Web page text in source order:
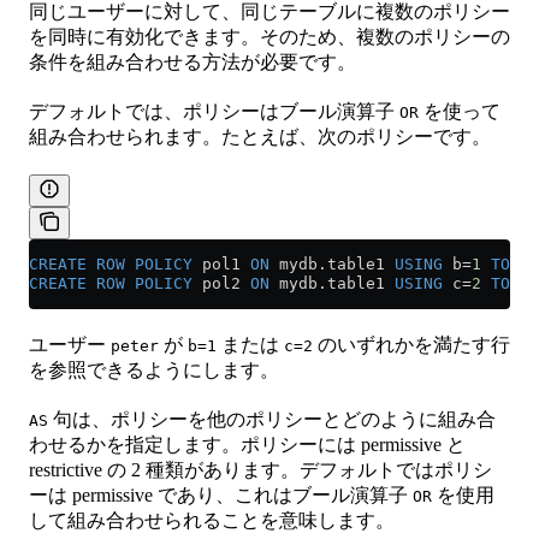
同じユーザーに対して、同じテーブルに複数のポリシー
を同時に有効化できます。そのため、複数のポリシーの
条件を組み合わせる方法が必要です。
デフォルトでは、ポリシーはブール演算子 OR を使って
組み合わせられます。たとえば、次のポリシーです。
CREATE ROW POLICY pol1 ON mydb . table1 USING b=1 TO
CREATE ROW POLICY pol2 ON mydb . table1 USING c=2 TO
ユーザー peter が b=1 または c=2 のいずれかを満たす行
を参照できるようにします。
AS 句は、ポリシーを他のポリシーとどのように組み合
わせるかを指定します。ポリシーには permissive と
restrictive の 2 種類があります。デフォルトではポリシ
ーは permissive であり、これはブール演算子 OR を使用
して組み合わせられることを意味します。